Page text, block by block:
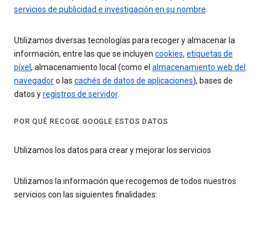
servicios de publicidad e investigación en su nombre.
Utilizamos diversas tecnologías para recoger y almacenar la
información, entre las que se incluyen cookies, etiquetas de
píxel , almacenamiento local (como el almacenamiento web del
navegadoro las cachés de datos de aplicaciones), bases de
datos yregistros de servidor.
POR QUÉ RECOGE GOOGLE ESTOS DATOS
Utilizamos los datos para crear y mejorar los servicios
Utilizamos la información que recogemos de todos nuestros
servicios con las siguientes finalidades: